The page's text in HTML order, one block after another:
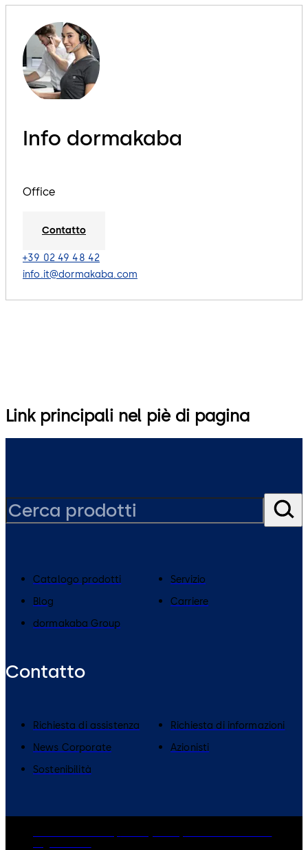
Info dormakaba
Office
Contatto
+39 02 49 48 42
info.it@dormakaba.com
Link principali nel piè di pagina
Catalogo prodotti
Servizio
Blog
Carriere
dormakaba Group
Contatto
​Richiesta di assistenza
Richiesta di informazioni
News Corporate
Azionisti
Sostenibilità